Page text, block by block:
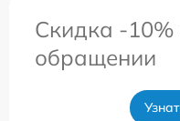
Скидка -10%
обращении